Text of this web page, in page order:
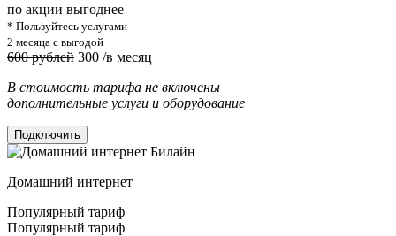
по акции выгоднее
* Пользуйтесь услугами
2 месяца с выгодой
600 рублей 300 /в месяц
В стоимость тарифа не включены
дополнительные услуги и оборудование
Подключить
Домашний интернет
Популярный тариф
Популярный тариф